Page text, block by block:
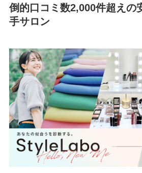
倒的口コミ数2,000件超えの
手サロン